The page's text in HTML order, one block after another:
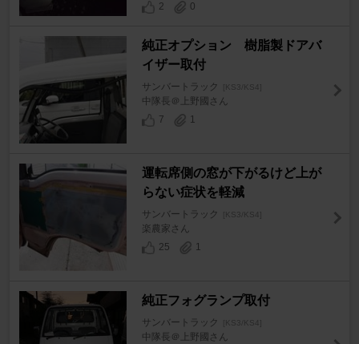
2
0
純正オプション 樹脂製ドアバ
イザー取付
サンバートラック [KS3/KS4]
中隊長＠上野國さん
7
1
運転席側の窓が下がるけど上が
らない症状を軽減
サンバートラック [KS3/KS4]
楽農家さん
25
1
純正フォグランプ取付
サンバートラック [KS3/KS4]
中隊長＠上野國さん